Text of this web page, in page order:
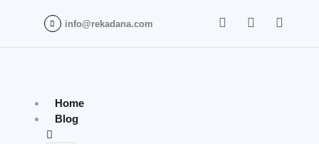
info@rekadana.com
Home
Blog